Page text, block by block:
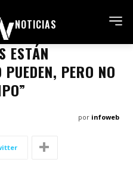
NOTICIAS
ESTÁN
PERO NO
por infoweb